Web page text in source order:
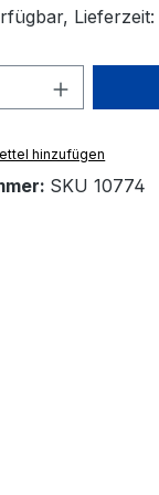
Lieferzeit:
Anzahl:
hinzufügen
SKU 10774